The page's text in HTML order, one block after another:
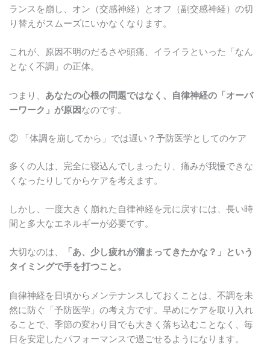
ランスを崩し、オン（交感神経）とオフ（副交感神経）の切
り替えがスムーズにいかなくなります。
これが、原因不明のだるさや頭痛、イライラといった「なん
となく不調」の正体。
つまり、 あなたの心根の問題ではなく、自律神経の「オーバ
ーワーク」が原因なのです。
② 「体調を崩してから」では遅い？予防医学としてのケア
多くの人は、完全に寝込んでしまったり、痛みが我慢できな
くなったりしてからケアを考えます。
しかし、一度大きく崩れた自律神経を元に戻すには、長い時
間と多大なエネルギーが必要です。
大切なのは、
「あ、少し疲れが溜まってきたかな？」という
タイミングで手を打つこと。
自律神経を日頃からメンテナンスしておくことは、不調を未
然に防ぐ「予防医学」の考え方です。早めにケアを取り入れ
ることで、季節の変わり目でも大きく落ち込むことなく、毎
日を安定したパフォーマンスで過ごせるようになります。